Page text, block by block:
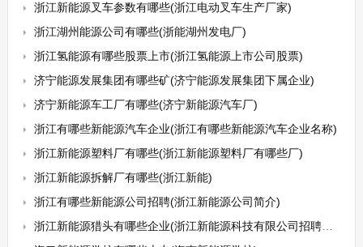
浙江新能源叉车参数有哪些(浙江电动叉车生产厂家)
浙江湖州能源公司有哪些(浙能湖州发电厂)
浙江氢能源有哪些股票上市(浙江氢能源上市公司股票)
济宁能源发展集团有哪些矿(济宁能源发展集团下属企业)
济宁新能源车工厂有哪些(济宁新能源汽车厂)
浙江有哪些新能源汽车企业(浙江有哪些新能源汽车企业名称)
浙江新能源塑料厂有哪些(浙江新能源塑料厂有哪些厂)
浙江新能源拆解厂有哪些(浙江新能)
浙江有哪些新能源公司招聘(浙江新能源公司简介)
浙江新能源猎头有哪些企业(浙江新能源科技有限公司招聘信息)